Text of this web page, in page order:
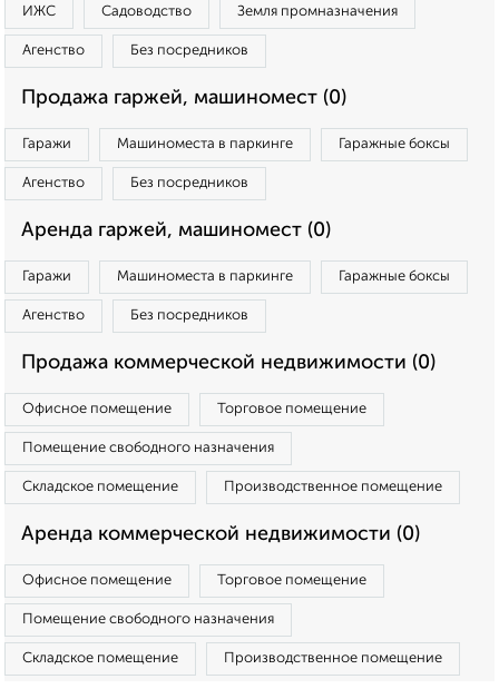
ИЖС Садоводство Земля промназначения
Агенство Без посредников
Продажа гаржей, машиномест (0)
Гаражи Машиноместа в паркинге Гаражные боксы
Агенство Без посредников
Аренда гаржей, машиномест (0)
Гаражи Машиноместа в паркинге Гаражные боксы
Агенство Без посредников
Продажа коммерческой недвижимости (0)
Офисное помещение Торговое помещение
Помещение свободного назначения
Складское помещение Производственное помещение
Аренда коммерческой недвижимости (0)
Офисное помещение Торговое помещение
Помещение свободного назначения
Складское помещение Производственное помещение